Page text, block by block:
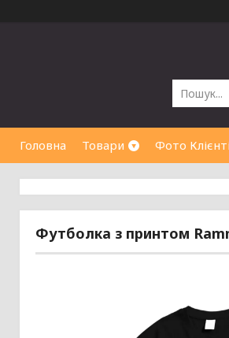
Головна Товари Фото
Футболка з принтом